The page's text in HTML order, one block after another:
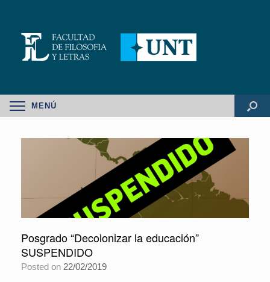
MENÚ
Posgrado “Decolonizar la educación”
SUSPENDIDO
Posted on 22/02/2019